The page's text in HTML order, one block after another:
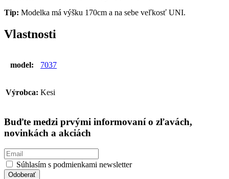
Tip: Modelka má výšku 170cm a na sebe veľkosť UNI.
Vlastnosti
model: 7037
Výrobca: Kesi
Buďte medzi prvými informovaní o zľavách,
novinkách a akciách
Súhlasím s podmienkami newsletter
Odoberať